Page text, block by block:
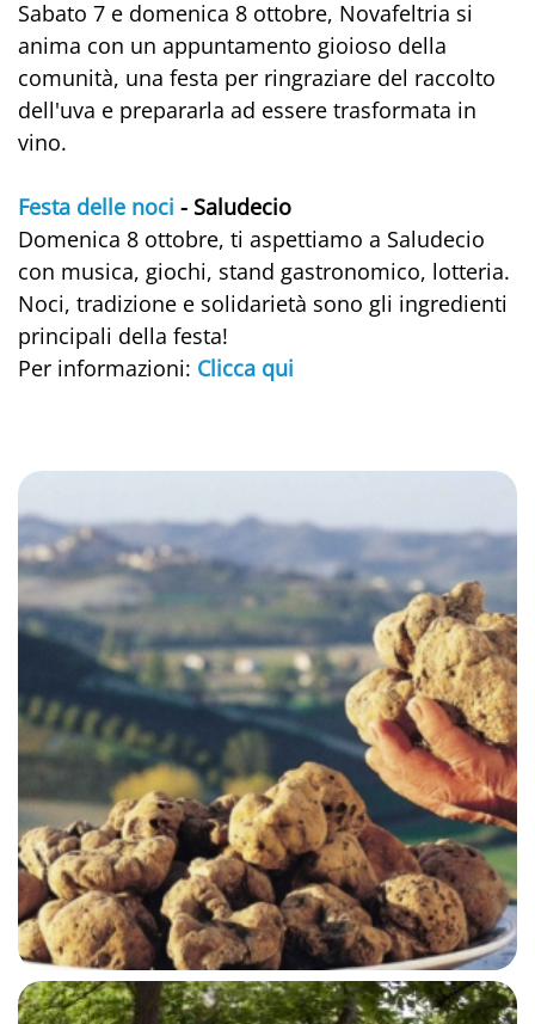
Sabato 7 e domenica 8 ottobre, Novafeltria si
anima con un appuntamento gioioso della
comunità, una festa per ringraziare del raccolto
dell'uva e prepararla ad essere trasformata in
vino.
Festa delle noci - Saludecio
Domenica 8 ottobre, ti aspettiamo a Saludecio
con musica, giochi, stand gastronomico, lotteria.
Noci, tradizione e solidarietà sono gli ingredienti
principali della festa!
Per informazioni: Clicca qui